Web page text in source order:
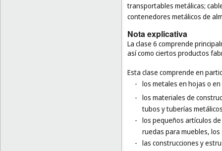
transportables metálicas;
contenedores metálicos de
Nota explicativa
La clase 6 comprende
así como ciertos productos
Esta clase comprende en
- los metales en hojas o
- los materiales de
tubos y tuberías
- los pequeños artículos
ruedas para muebles,
- las construcciones y